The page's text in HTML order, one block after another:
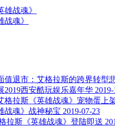
魂》
值退市：艾格拉斯的跨界转型
2019西安酷玩娱乐嘉年华
格拉斯《英雄战魂》宠物蛋上
战魂》战神秘宝 2019-07-23
拉斯《英雄战魂》登陆即送